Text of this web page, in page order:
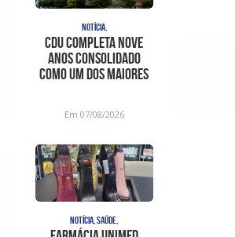
NOTÍCIA,
CDU completa nove
anos consolidado
como um dos maiores
Em 07/08/2026
NOTÍCIA, SAÚDE,